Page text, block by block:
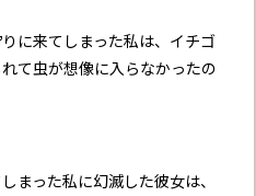
に来てしまった私は、イチゴ
て虫が想像に入らなかったの
まった私に幻滅した彼女は、